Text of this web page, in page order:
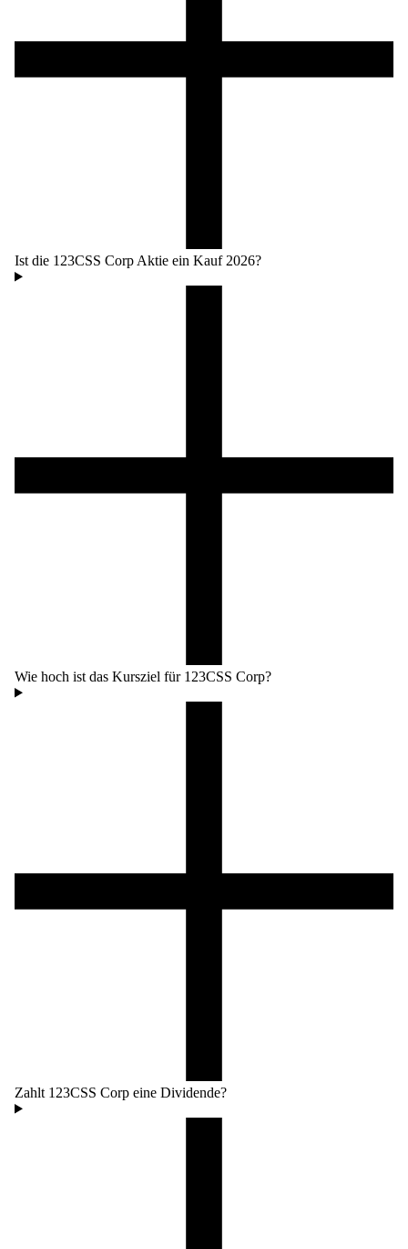
Ist die 123CSS Corp Aktie ein Kauf 2026?
Wie hoch ist das Kursziel für 123CSS Corp?
Zahlt 123CSS Corp eine Dividende?